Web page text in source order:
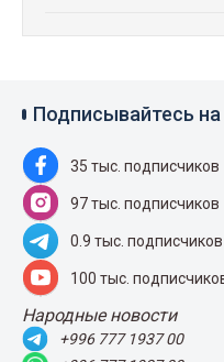
Подписывайтесь
35 тыс. подписчиков
97 тыс. подписчиков
0.9 тыс. подписчиков
100 тыс.
Народные новости
+996 777 1937 00